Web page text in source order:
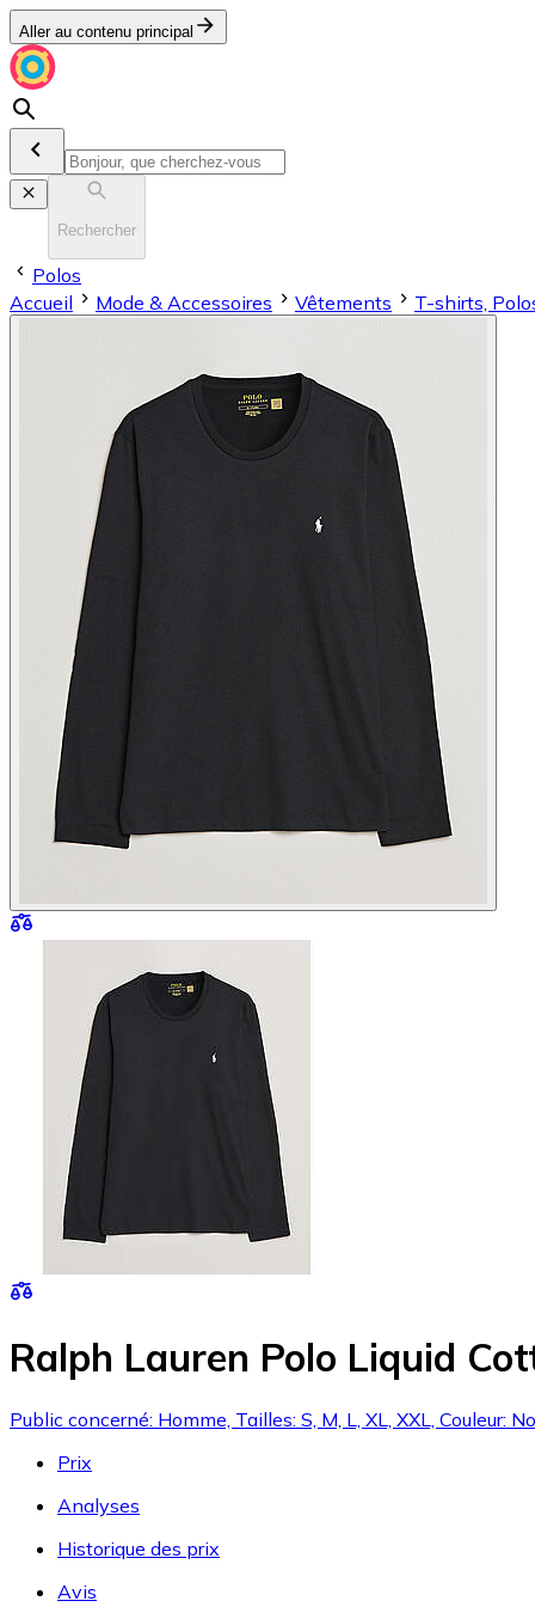
Aller au contenu principal
Rechercher
Polos
Accueil
Mode & Accessoires Vêtements T-shirts,
Ralph Lauren Polo Liquid
Public concerné: Homme, Tailles: S, M, L, XL, XXL, Couleur:
Prix
Analyses
Historique des prix
Avis